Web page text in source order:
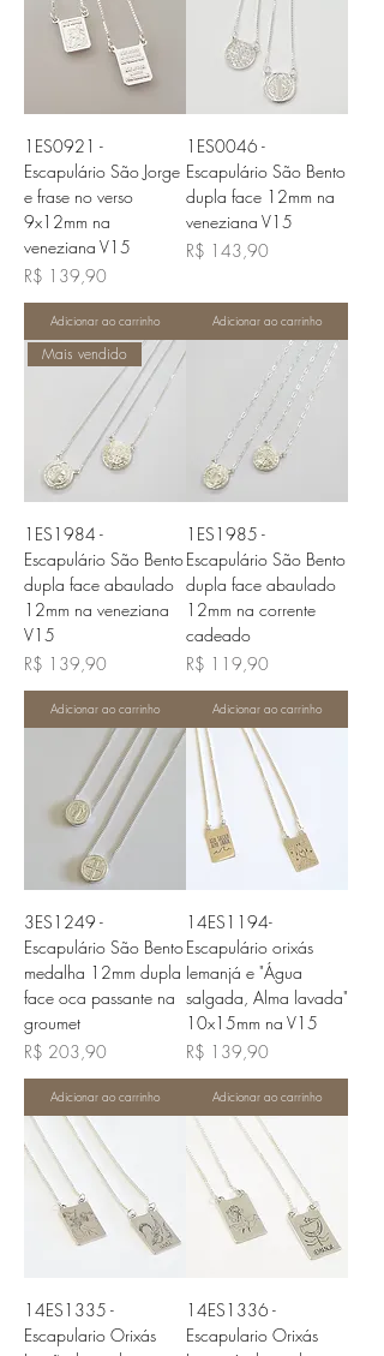
1ES0921 -
Escapulário São Jorge
e frase no verso
9x12mm na
veneziana V15
Preço
R$ 139,90
Adicionar ao carrinho
1ES0046 -
Escapulário São Bento
dupla face 12mm na
veneziana V15
Preço
R$ 143,90
Adicionar ao carrinho
Mais vendido
1ES1984 -
Escapulário São Bento
dupla face abaulado
12mm na veneziana
V15
Preço
R$ 139,90
Adicionar ao carrinho
1ES1985 -
Escapulário São Bento
dupla face abaulado
12mm na corrente
cadeado
Preço
R$ 119,90
Adicionar ao carrinho
3ES1249 -
Escapulário São Bento
medalha 12mm dupla
face oca passante na
groumet
Preço
R$ 203,90
Adicionar ao carrinho
14ES1194-
Escapulário orixás
Iemanjá e "Água
salgada, Alma lavada"
10x15mm na V15
Preço
R$ 139,90
Adicionar ao carrinho
14ES1335 -
Escapulario Orixás
14ES1336 -
Escapulario Orixás